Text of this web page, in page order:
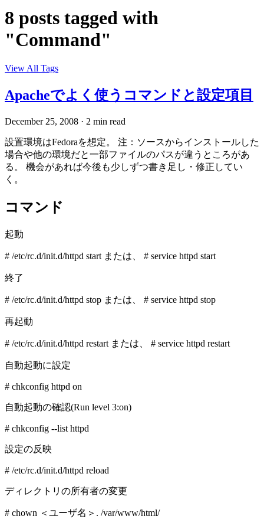
8 posts tagged with
"Command"
View All Tags
Apacheでよく使うコマンドと設定項目
December 25, 2008 · 2 min read
設置環境はFedoraを想定。 注：ソースからインストールした
場合や他の環境だと一部ファイルのパスが違うところがあ
る。 機会があれば今後も少しずつ書き足し・修正してい
く。
コマンド
起動
# /etc/rc.d/init.d/httpd start または、 # service httpd start
終了
# /etc/rc.d/init.d/httpd stop または、 # service httpd stop
再起動
# /etc/rc.d/init.d/httpd restart または、 # service httpd restart
自動起動に設定
# chkconfig httpd on
自動起動の確認(Run level 3:on)
# chkconfig --list httpd
設定の反映
# /etc/rc.d/init.d/httpd reload
ディレクトリの所有者の変更
# chown ＜ユーザ名＞. /var/www/html/